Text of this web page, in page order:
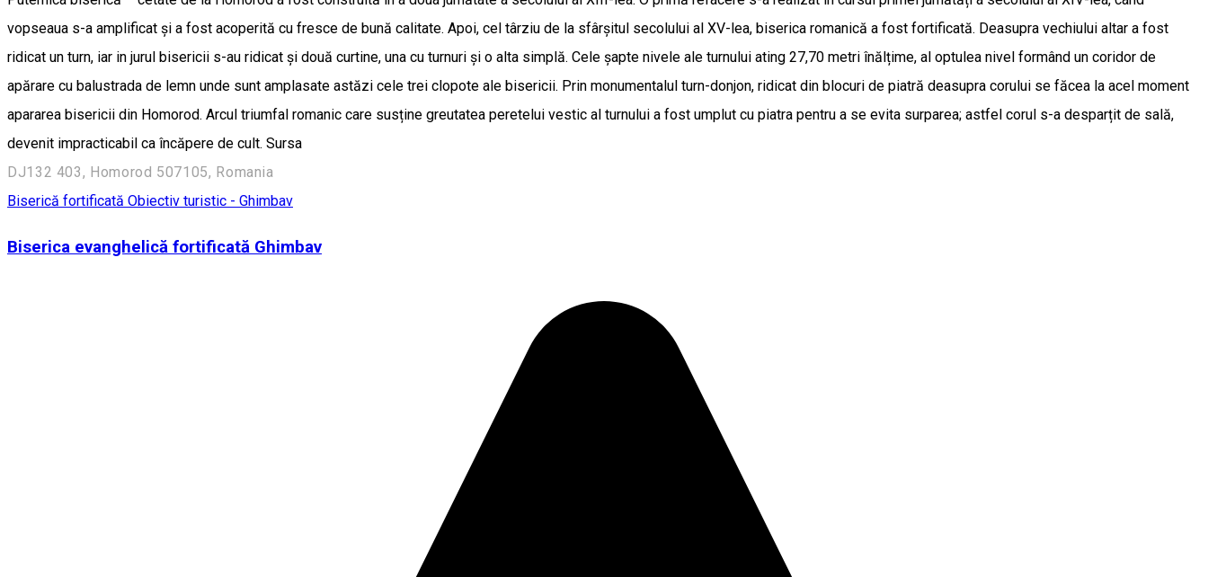
vopseaua s-a amplificat și a fost acoperită cu fresce de bună calitate. Apoi, cel târziu de la sfârșitul secolului al XV-lea, biserica romanică a fost fortificată. Deasupra vechiului altar a fost
ridicat un turn, iar in jurul bisericii s-au ridicat și două curtine, una cu turnuri și o alta simplă. Cele șapte nivele ale turnului ating 27,70 metri înălțime, al optulea nivel formând un coridor de
apărare cu balustrada de lemn unde sunt amplasate astăzi cele trei clopote ale bisericii. Prin monumentalul turn-donjon, ridicat din blocuri de piatră deasupra corului se făcea la acel moment
apararea bisericii din Homorod. Arcul triumfal romanic care susține greutatea peretelui vestic al turnului a fost umplut cu piatra pentru a se evita surparea; astfel corul s-a desparțit de sală,
devenit impracticabil ca încăpere de cult. Sursa
DJ132 403, Homorod 507105, Romania
Biserică fortificată Obiectiv turistic - Ghimbav
Biserica evanghelică fortificată Ghimbav